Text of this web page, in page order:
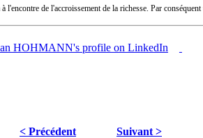
de l'accroissement de la richesse. Par
< Précédent
Suivant >